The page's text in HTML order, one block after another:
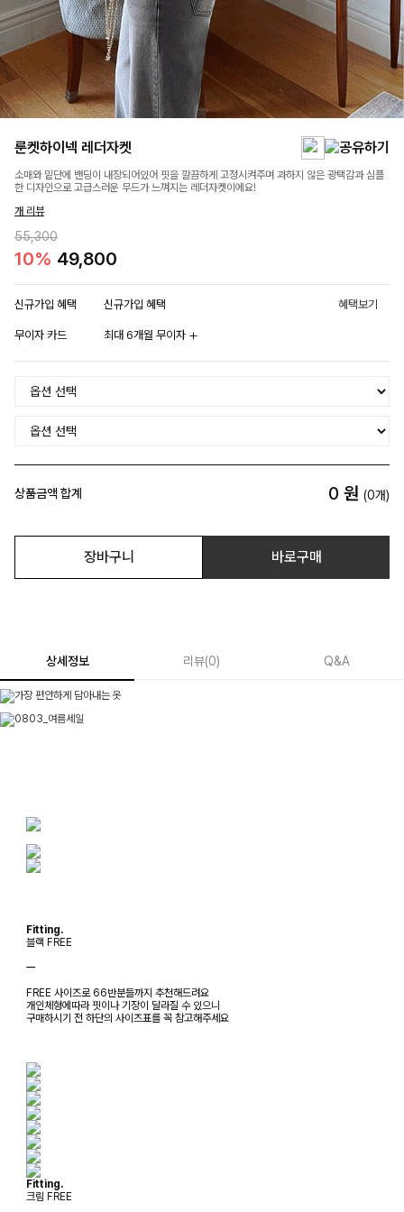
룬켓하이넥 레더자켓
소매와 밑단에 밴딩이 내장되어있어 핏을 깔끔하게 고정시켜주며 과하지 않은 광택감과 심플
한 디자인으로 고급스러운 무드가 느껴지는 레더자켓이에요!
개 리뷰
55,300
10% 49,800
신규가입 혜택 신규가입 혜택 혜택보기
무이자 카드 최대 6개월 무이자
상품금액 합계 0 원 (0개)
장바구니 바로구매
상세정보 리뷰(0) Q&A
Fitting.
블랙 FREE
ㅡ
FREE 사이즈로 66반분들까지 추천해드려요
개인체형에따라 핏이나 기장이 달라질 수 있으니
구매하시기 전 하단의 사이즈표를 꼭 참고해주세요
Fitting.
크림 FREE